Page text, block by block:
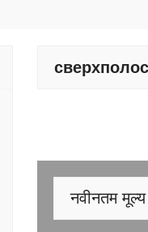
नवीनतम